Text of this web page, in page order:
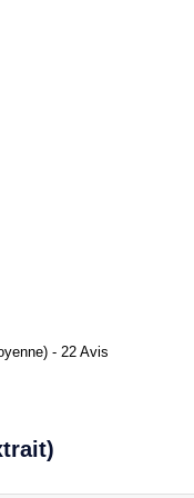
- 22 Avis